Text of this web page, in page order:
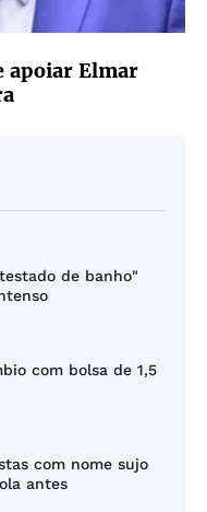
apoiar Elmar
de banho"
com bolsa de 1,5
com nome sujo
antes